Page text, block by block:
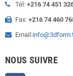
Tél: +216 74 451
Fax: +216 74 460
Email:
NOUS SUIVRE